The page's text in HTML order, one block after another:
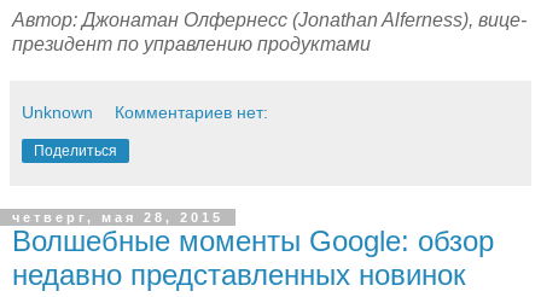
Автор: Джонатан Олфернесс (Jonathan Alferness), вице-
президент по управлению продуктами
Unknown Комментариев нет:
Поделиться
четверг, мая 28, 2015
Волшебные моменты Google: обзор
недавно представленных новинок